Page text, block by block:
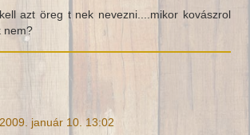
azt öreg t nek nevezni....mikor kovászrol
nem?
2009. január 10. 13:02